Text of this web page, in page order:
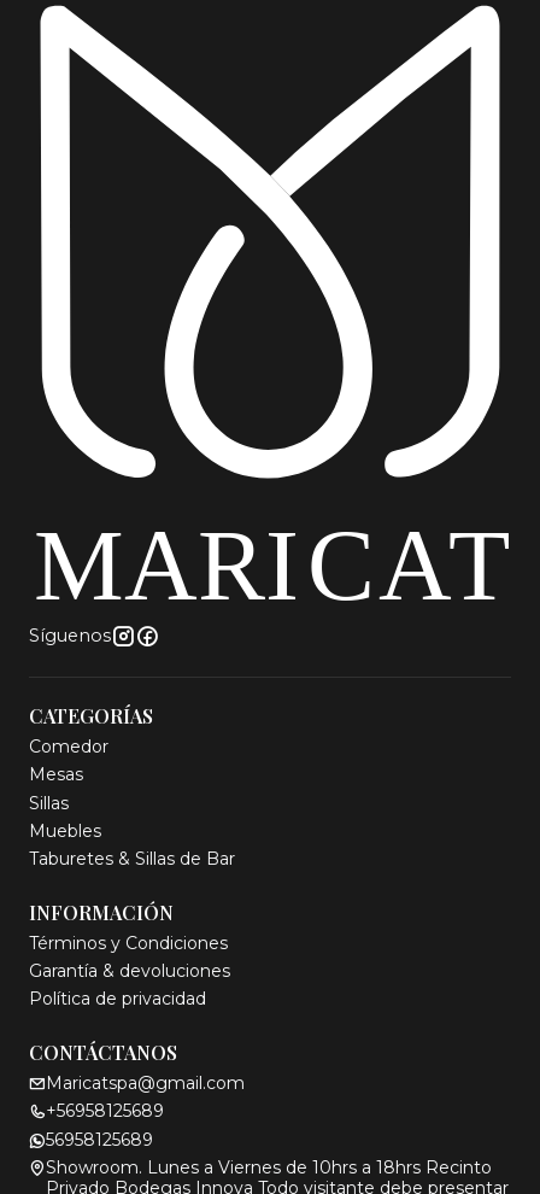
Síguenos
CATEGORÍAS
Comedor
Mesas
Sillas
Muebles
Taburetes & Sillas de Bar
INFORMACIÓN
Términos y Condiciones
Garantía & devoluciones
Política de privacidad
CONTÁCTANOS
Maricatspa@gmail.com
+56958125689
56958125689
Showroom. Lunes a Viernes de 10hrs a 18hrs Recinto
Privado Bodegas Innova Todo visitante debe presentar